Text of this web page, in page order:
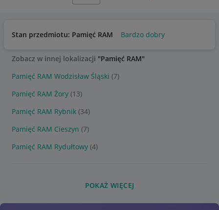
Stan przedmiotu: Pamięć RAM Bardzo dobry
Zobacz w innej lokalizacji "Pamięć RAM"
Pamięć RAM Wodzisław Śląski (7)
Pamięć RAM Żory (13)
Pamięć RAM Rybnik (34)
Pamięć RAM Cieszyn (7)
Pamięć RAM Rydułtowy (4)
POKAŻ WIĘCEJ